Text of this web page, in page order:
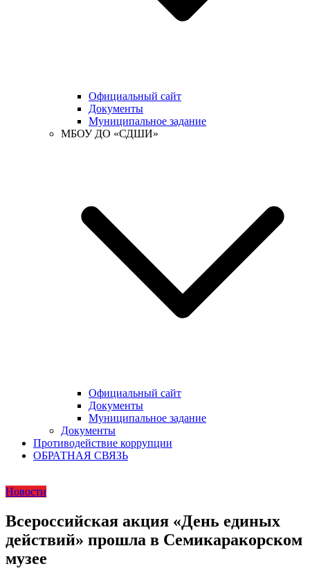
Официальный сайт
Документы
Муниципальное задание
МБОУ ДО «СДШИ»
Официальный сайт
Документы
Муниципальное задание
Документы
Противодействие коррупции
ОБРАТНАЯ СВЯЗЬ
Новости
Всероссийская акция «День единых
действий» прошла в Семикаракорском
музее